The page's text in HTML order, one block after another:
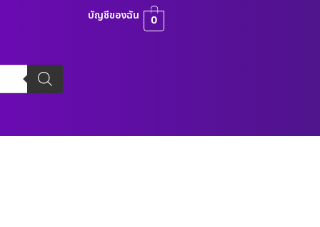
บัญชีของฉัน 0